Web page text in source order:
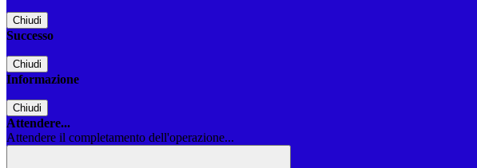
Chiudi
Successo
Chiudi
Informazione
Chiudi
Attendere...
Attendere il completamento dell'operazione...